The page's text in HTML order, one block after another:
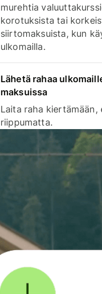
murehtia
korotuksista tai
siirtomaksuista, kun
ulkomailla.
Lähetä rahaa
maksuissa
Laita raha kiertämään,
riippumatta.